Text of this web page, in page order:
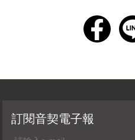
訂閱音契電子報